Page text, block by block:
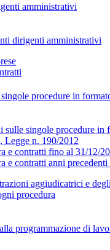
amministrativi
dirigenti amministrativi
procedure in
sulle singole procedure in
Legge n. 190/2012
e contratti fino al 31/12/
e contratti anni
aggiudicatrici e
procedura
programmazione di